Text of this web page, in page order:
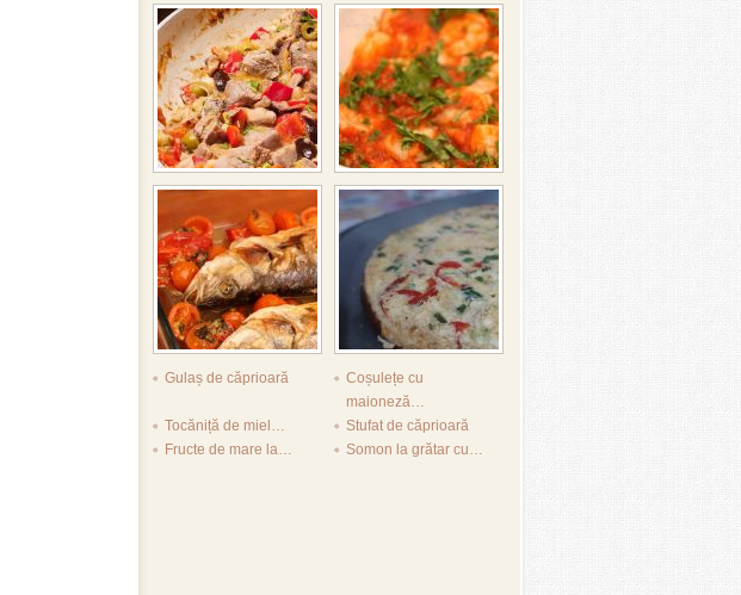
Gulaș de căprioară
Coșulețe cu
maioneză…
Tocăniță de miel…
Stufat de căprioară
Fructe de mare la…
Somon la grătar cu…